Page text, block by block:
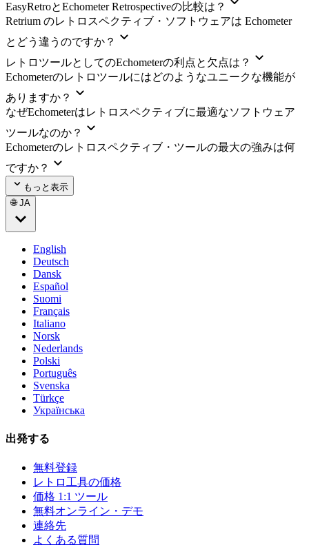
EasyRetroとEchometer Retrospectiveの比較は？
Retrium のレトロスペクティブ・ソフトウェアは Echometer
とどう違うのですか？
レトロツールとしてのEchometerの利点と欠点は？
Echometerのレトロツールにはどのようなユニークな機能が
ありますか？
なぜEchometerはレトロスペクティブに最適なソフトウェア
ツールなのか？
Echometerのレトロスペクティブ・ツールの最大の強みは何
ですか？
もっと表示
🌐 JA
English
Deutsch
Dansk
Español
Suomi
Français
Italiano
Norsk
Nederlands
Polski
Português
Svenska
Türkçe
Українська
出発する
無料登録
レトロ工具の価格
価格 1:1 ツール
無料オンライン・デモ
連絡先
よくある質問